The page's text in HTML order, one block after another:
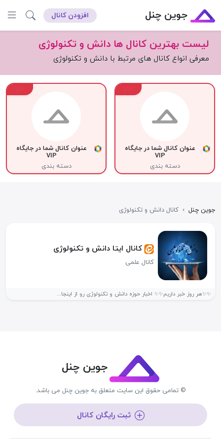
جوین چنل افزودن کانال
لیست بهترین کانال ها دانش و تکنولوژی
معرفی انواع کانال های مرتبط با دانش و تکنولوژی
عنوان کانال شما در جایگاه
VIP
دسته بندی
عنوان کانال شما در جایگاه
VIP
دسته بندی
جوین چنل › کانال دانش و تکنولوژی
کانال ایتا دانش و تکنولوژی
کانال علمی
✨️✨️هر روز خبر داریم✨️✨️ اخبار حوزه دانش و تکنولوژی رو از اینجا...
جوین چنل
© تمامی حقوق این سایت متعلق به جوین چنل می باشد.
ثبت رایگان کانال